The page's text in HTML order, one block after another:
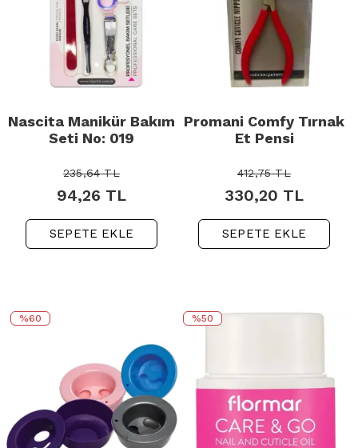
Nascita Manikür Bakım
Seti No: 019
235,64TL
94,26 TL
SEPETE EKLE
Promani Comfy Tırnak
Et Pensi
412,75TL
330,20 TL
SEPETE EKLE
%60 %50